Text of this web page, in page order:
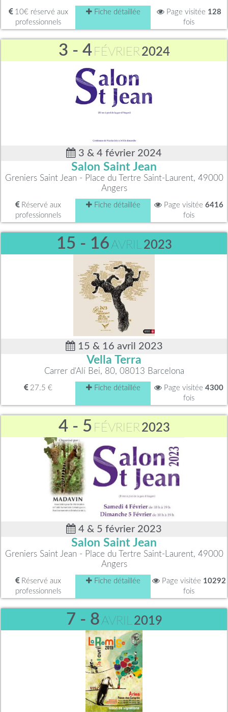
10€ réservé aux
professionnels
Fiche détaillée Page visitée 128
fois
3 - 4 FÉVRIER2024
3 & 4 février 2024
Salon Saint Jean
Greniers Saint Jean - Place du Tertre Saint-Laurent, 49000
Angers
Réservé aux
professionnels
Fiche détaillée Page visitée 6416
fois
15 - 16AVRIL 2023
15 & 16 avril 2023
Vella Terra
Carrer d'Alí Bei, 80, 08013 Barcelona
27.5 € Fiche détaillée Page visitée 4300
fois
4 - 5 FÉVRIER2023
4 & 5 février 2023
Salon Saint Jean
Greniers Saint Jean - Place du Tertre Saint-Laurent, 49000
Angers
Réservé aux
professionnels
Fiche détaillée Page visitée 10292
fois
7 - 8AVRIL 2019